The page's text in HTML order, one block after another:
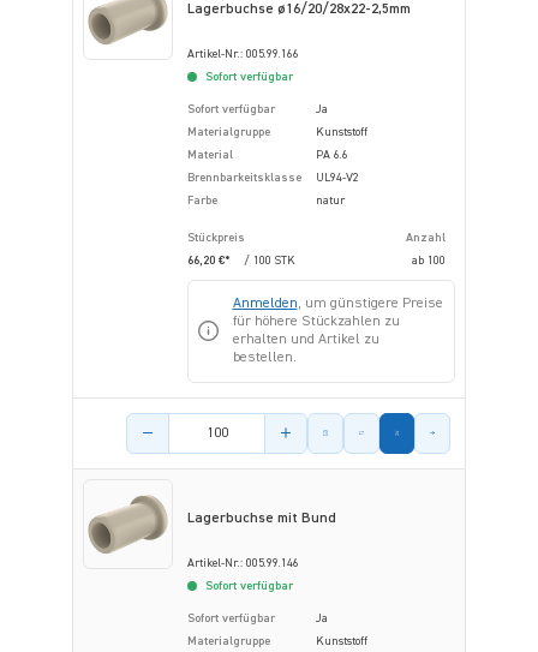
Lagerbuchse ø16/20/28x22-2,5mm
Artikel-Nr.: 005.99.166
Sofort verfügbar
Sofort verfügbar
Ja
Materialgruppe
Kunststoff
Material
PA 6.6
Brennbarkeitsklasse
UL94-V2
Farbe
natur
Stückpreis
Anzahl
66,20 €*
/ 100 STK ab 100
Anmelden, um günstigere Preise
für höhere Stückzahlen zu
erhalten und Artikel zu
bestellen.
Menge des Artikels
Lagerbuchse mit Bund
Artikel-Nr.: 005.99.146
Sofort verfügbar
Sofort verfügbar
Ja
Materialgruppe
Kunststoff